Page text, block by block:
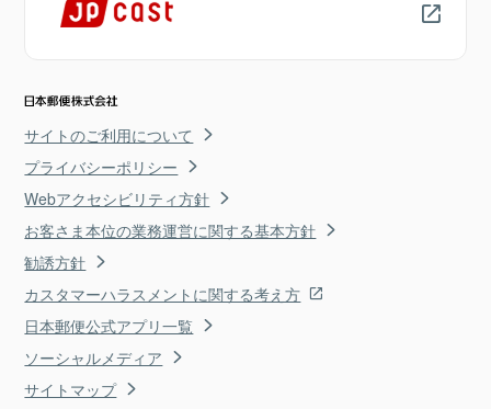
サイトのご利用について
プライバシーポリシー
Webアクセシビリティ方針
お客さま本位の業務運営に関する基本方針
勧誘方針
カスタマーハラスメントに関する考え方
日本郵便公式アプリ一覧
ソーシャルメディア
サイトマップ